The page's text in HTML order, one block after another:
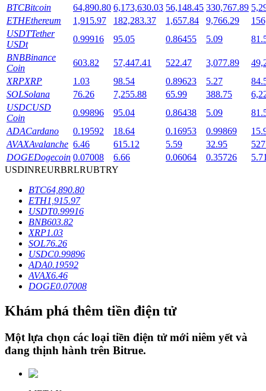
Launchpool
Đặt cọc linh hoạt để kiếm được các token phổ biến.
Khóa BTR
Khoản vay
BTCBitcoin 64,890.80 6,173,630.03 56,148.45 330,767.89
ETHEthereum 1,915.97 182,283.37 1,657.84 9,766.29
USDTTether
USDt
0.99916 95.05 0.86455 5.09
BNBBinance
Coin
603.82 57,447.41 522.47 3,077.89
XRPXRP 1.03 98.54 0.89623 5.27
SOLSolana 76.26 7,255.88 65.99 388.75
USDCUSD
Coin
0.99896 95.04 0.86438 5.09
ADACardano 0.19592 18.64 0.16953 0.99869
AVAXAvalanche 6.46 615.12 5.59 32.95
DOGEDogecoin 0.07008 6.66 0.06064 0.35726
USDINREURBRLRUBTRY
BTC64,890.80
ETH1,915.97
USDT0.99916
BNB603.82
XRP1.03
SOL76.26
USDC0.99896
ADA0.19592
AVAX6.46
DOGE0.07008
Khám phá thêm tiền điện tử
Một lựa chọn các loại tiền điện tử mới niêm yết và
đang thịnh hành trên Bitrue.